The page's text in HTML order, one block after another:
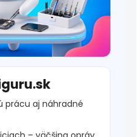
prácu aj náhradné